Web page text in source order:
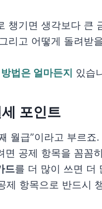
챙기면 생각보다 큰
리고 어떻게 돌려받
법은 얼마든지 있습
포인트
월급”이라고 부르죠.
공제 항목을 꼼꼼
드를 더 많이 쓰면 더
제 항목으로 반드시